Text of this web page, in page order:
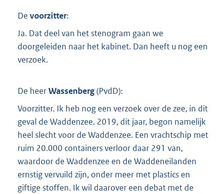
De voorzitter:
Ja. Dat deel van het stenogram gaan we
doorgeleiden naar het kabinet. Dan heeft u nog een
verzoek.
De heerWassenberg(PvdD):
Voorzitter. Ik heb nog een verzoek over de zee, in dit
geval de Waddenzee. 2019, dit jaar, begon namelijk
heel slecht voor de Waddenzee. Een vrachtschip met
ruim 20.000 containers verloor daar 291 van,
waardoor de Waddenzee en de Waddeneilanden
ernstig vervuild zijn, onder meer met plastics en
giftige stoffen. Ik wil daarover een debat met de